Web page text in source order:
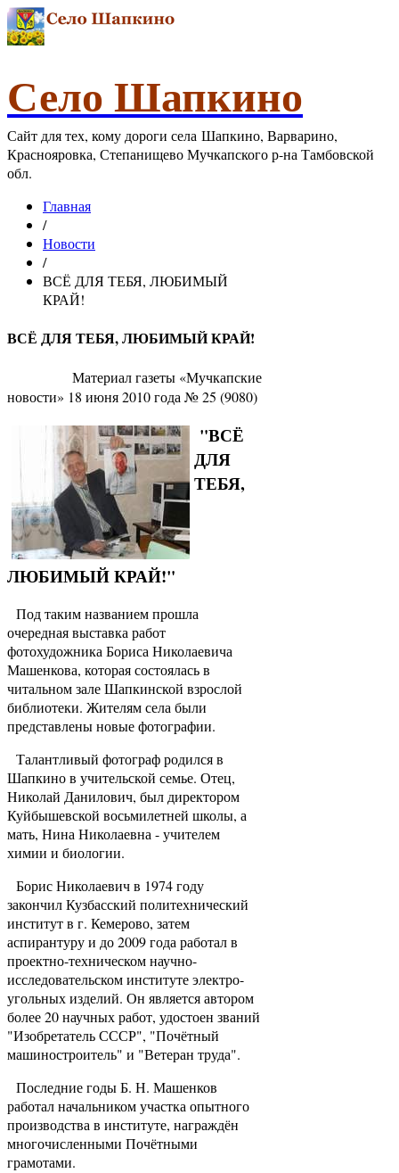
Село Шапкино
Сайт для тех, кому дороги села Шапкино, Варварино,
Краснояровка, Степанищево Мучкапского р-на Тамбовской
обл.
Главная
/
Новости
/
ВСЁ ДЛЯ ТЕБЯ, ЛЮБИМЫЙ
КРАЙ!
ВСЁ ДЛЯ ТЕБЯ, ЛЮБИМЫЙ КРАЙ!
Материал газеты «Мучкапские
новости» 18 июня 2010 года № 25 (9080)
"ВСЁ
ДЛЯ
ТЕБЯ,
ЛЮБИМЫЙ КРАЙ!"
Под таким названием прошла
очередная выставка работ
фотохудожника Бориса Николаевича
Машенкова, которая состоялась в
читальном зале Шапкинской взрослой
библиотеки. Жителям села были
представлены новые фотографии.
Талантливый фотограф родился в
Шапкино в учительской семье. Отец,
Николай Данилович, был директором
Куйбышевской восьмилетней школы, а
мать, Нина Николаевна - учителем
химии и биологии.
Борис Николаевич в 1974 году
закончил Кузбасский политехнический
институт в г. Кемерово, затем
аспирантуру и до 2009 года работал в
проектно-техническом научно-
исследовательском институте электро-
угольных изделий. Он является автором
более 20 научных работ, удостоен званий
"Изобретатель СССР", "Почётный
машиностроитель" и "Ветеран труда".
Последние годы Б. Н. Машенков
работал начальником участка опытного
производства в институте, награждён
многочисленными Почётными
грамотами.